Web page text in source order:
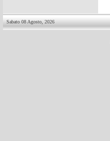
Sabato 08 Agosto, 2026